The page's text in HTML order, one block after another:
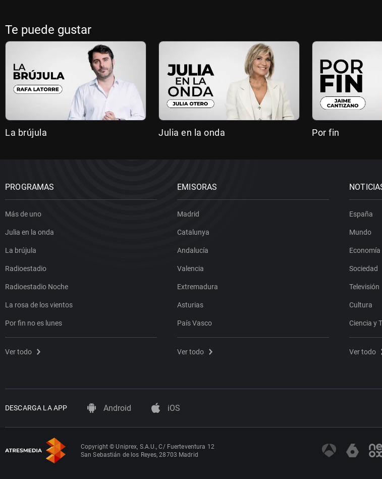
Te puede gustar
La brújula Julia en la onda Por fin
PROGRAMAS
Más de uno
Julia en la onda
La brújula
Radioestadio
Radioestadio Noche
La rosa de los vientos
Por fin no es lunes
Ver todo
EMISORAS
Madrid
Catalunya
Andalucía
Valencia
Extremadura
Asturias
País Vasco
Ver todo
España
Mundo
Economía
Sociedad
Televisión
Cultura
Ciencia y
Ver todo
DESCARGA LA APP Android iOS
Copyright © Uniprex, S.A.U., C/ Fuerteventura 12
San Sebastián de los Reyes, 28703 Madrid